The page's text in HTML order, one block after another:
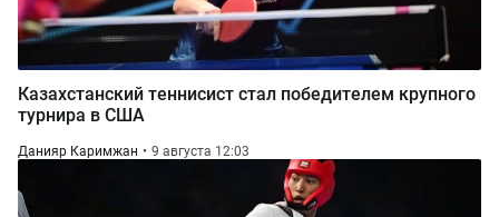
Казахстанский теннисист стал победителем крупного
турнира в США
Данияр Каримжан 9 августа 12:03